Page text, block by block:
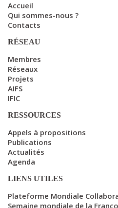
Accueil
Qui sommes-nous ?
Contacts
RÉSEAU
Membres
Réseaux
Projets
AIFS
IFIC
RESSOURCES
Appels à propositions
Publications
Actualités
Agenda
LIENS UTILES
Plateforme Mondiale
Semaine mondiale de la